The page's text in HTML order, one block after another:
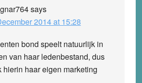
says
2014 at 15:28
bond speelt natuurlijk in
van haar ledenbestand, dus
hierin haar eigen marketing